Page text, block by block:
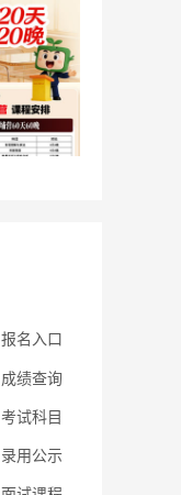
报名入口
成绩查询
考试科目
录用公示